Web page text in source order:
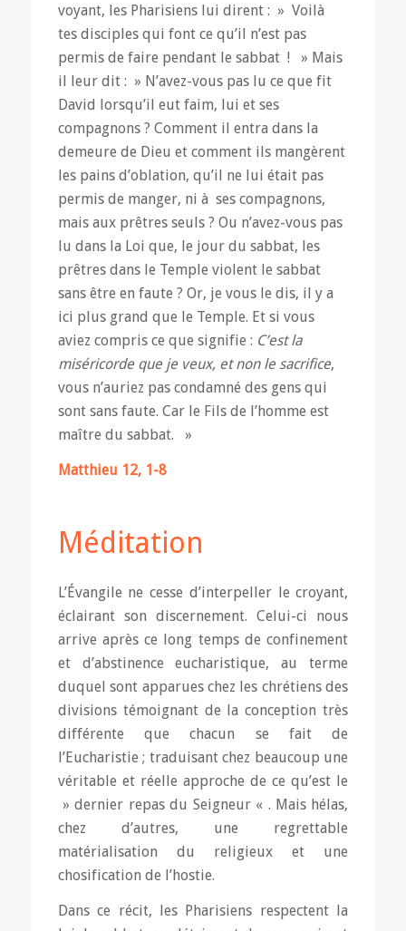
voyant, les Pharisiens lui dirent : » Voilà
tes disciples qui font ce qu’il n’est pas
permis de faire pendant le sabbat ! » Mais
il leur dit : » N’avez-vous pas lu ce que fit
David lorsqu’il eut faim, lui et ses
compagnons ? Comment il entra dans la
demeure de Dieu et comment ils mangèrent
les pains d’oblation, qu’il ne lui était pas
permis de manger, ni à ses compagnons,
mais aux prêtres seuls ? Ou n’avez-vous pas
lu dans la Loi que, le jour du sabbat, les
prêtres dans le Temple violent le sabbat
sans être en faute ? Or, je vous le dis, il y a
ici plus grand que le Temple. Et si vous
aviez compris ce que signifie : C’est la
miséricorde que je veux, et non le sacrifice,
vous n’auriez pas condamné des gens qui
sont sans faute. Car le Fils de l’homme est
maître du sabbat. »
Matthieu 12, 1-8
Méditation
L’Évangile ne cesse d’interpeller le croyant,
éclairant son discernement. Celui-ci nous
arrive après ce long temps de confinement
et d’abstinence eucharistique, au terme
duquel sont apparues chez les chrétiens des
divisions témoignant de la conception très
différente que chacun se fait de
l’Eucharistie ; traduisant chez beaucoup une
véritable et réelle approche de ce qu’est le
» dernier repas du Seigneur « . Mais hélas,
chez d’autres, une regrettable
matérialisation du religieux et une
chosification de l’hostie.
Dans ce récit, les Pharisiens respectent la